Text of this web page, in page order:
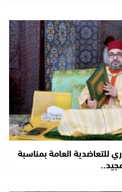
للتعاضدية العامة بمناسبة